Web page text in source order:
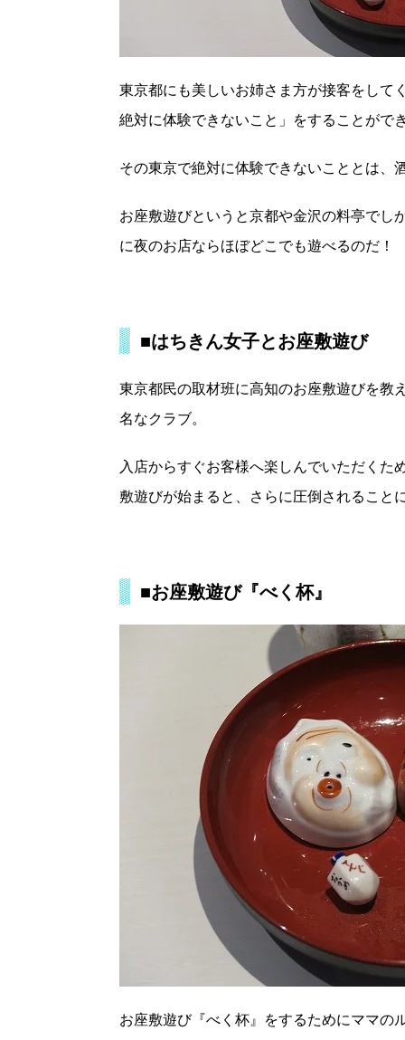
東京都にも美しいお姉さま方が接客をして
絶対に体験できないこと」をすることがで
その東京で絶対に体験できないこととは、
お座敷遊びというと京都や金沢の料亭でし
に夜のお店ならほぼどこでも遊べるのだ！
■はちきん女子とお座敷遊び
東京都民の取材班に高知のお座敷遊びを教
名なクラブ。
入店からすぐお客様へ楽しんでいただくた
敷遊びが始まると、さらに圧倒されること
■お座敷遊び『べく杯』
お座敷遊び『べく杯』をするためにママの